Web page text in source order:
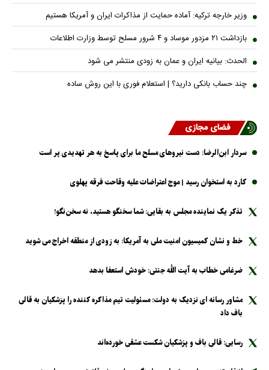
وزیر خارجه ترکیه: آماده حمایت از مذاکرات ایران و آمریکا هستیم
بازداشت ۲۱ مزدور موساد و ۴ شرور مسلح توسط وزارت اطلاعات
الحدث: بیانیه ایران و عمان به زودی منتشر می شود
چند حساب بانکی دارید؟ | استعلام فوری با این روش ساده
فضای مجازی
سردار ابن‌الرضا: دست نیرو‌های مسلح ما برای پاسخ به هر تهدیدی پر است
کارد به استخوان رسید | موج اعتراضات علیه وقاحت فرقه پهلوی
تذکر یک نماینده مجلس به بقایی: شما سخنگو هستید، نه سخن‌نگو!
خط و نشان کمیسیون امنیت ملی به آمریکا: به زودی از منطقه اخراج می شوید
ضرغامی خطاب به آیت الله جنتی: خودش استعفا بدهد
مشاور رسانه ای نزدیک به دولت: مسئولیت تیم مذاکره کننده را پزشکیان به قالی
باف داد
رسایی: قالی باف و پزشکیان شکست عشقی خورده‌اند